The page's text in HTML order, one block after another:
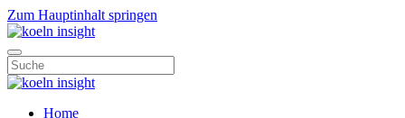
Zum Hauptinhalt springen
Home